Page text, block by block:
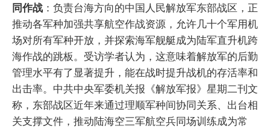
同作战 ：负责台海方向的中国人民解放军东部战区，正
推动各军种加强共享航空作战资源，允许几十个军用机
场对所有军种开放，并探索海军舰艇成为陆军直升机跨
海作战的跳板。受访学者认为，这意味着解放军的后勤
管理水平有了显著提升，能在战时提升战机的存活率和
出击率。中共中央军委机关报《解放军报》星期二刊文
称，东部战区近年来通过理顺军种间协同关系、出台相
关支撑文件，推动陆海空三军航空兵同场训练成为常